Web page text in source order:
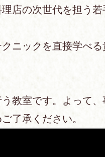
ついて
について
店の次世代を担う
ニックを直接学べ
教室です。よって
了承ください。